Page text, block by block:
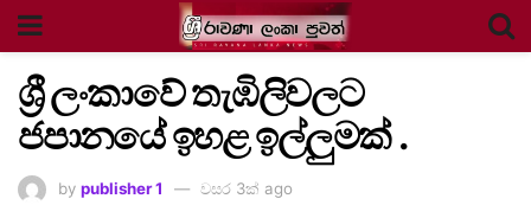
ශ්‍රී ලංකාවේ තැඹිලිවලට
ජපානයේ ඉහළ ඉල්ලුමක් .
by publisher 1 වසර 3ක් ago